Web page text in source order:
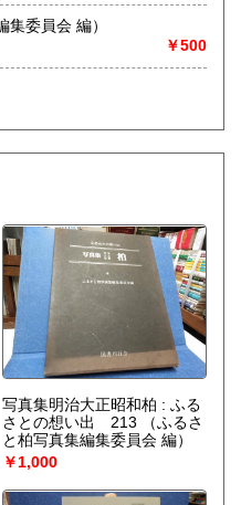
中国総覧編集委員会 編）
￥500
写真集明治大正昭和柏 : ふる
さとの想い出 213
（ふるさ
と柏写真集編集委員会 編）
￥1,000